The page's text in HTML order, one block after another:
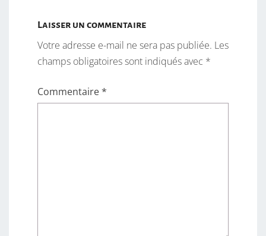
Laisser un commentaire
Votre adresse e-mail ne sera pas publiée. Les
champs obligatoires sont indiqués avec *
Commentaire*